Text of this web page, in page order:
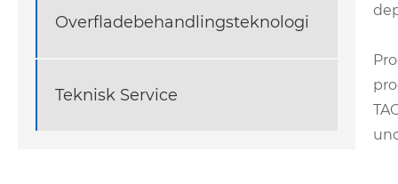
Overfladebehandlingsteknologi
Teknisk Service